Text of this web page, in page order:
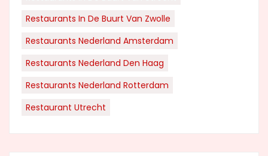
Restaurants In De Buurt Van Zwolle
Restaurants Nederland Amsterdam
Restaurants Nederland Den Haag
Restaurants Nederland Rotterdam
Restaurant Utrecht